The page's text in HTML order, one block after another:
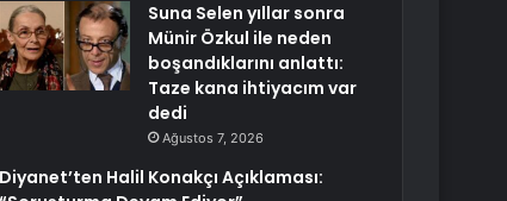
Suna Selen yıllar sonra
Münir Özkul ile neden
boşandıklarını anlattı:
Taze kana ihtiyacım var
dedi
Ağustos 7, 2026
Diyanet’ten Halil Konakçı Açıklaması: